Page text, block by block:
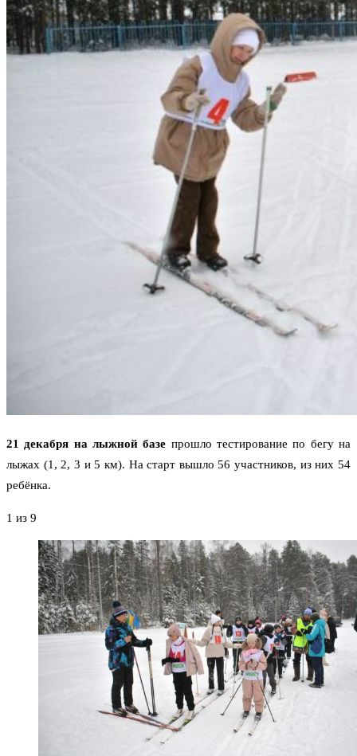
21 декабря на лыжной базе прошло тестирование по бегу на
лыжах (1, 2, 3 и 5 км). На старт вышло 56 участников, из них 54
ребёнка.
1 из 9